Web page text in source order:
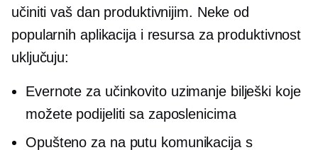
učiniti vaš dan produktivnijim. Neke od
popularnih aplikacija i resursa za produktivnost
uključuju:
Evernote za učinkovito uzimanje bilješki koje
možete podijeliti sa zaposlenicima
Opušteno za na putu komunikacija s